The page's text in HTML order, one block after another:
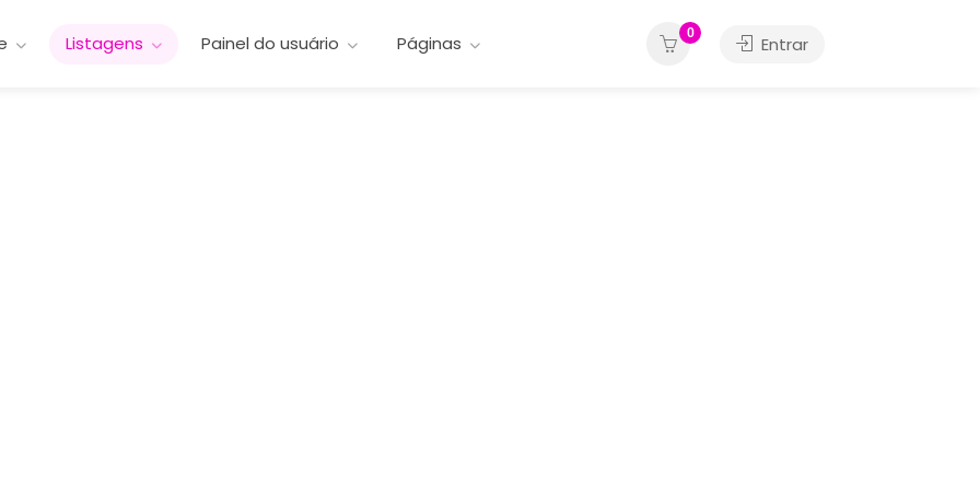
Listagens Painel do usuário Páginas 0 Entrar